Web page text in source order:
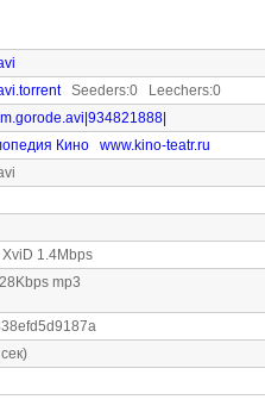
Seeders:0 Leechers:0
Кино
www.kino-teatr.ru
1.4Mbps
mp3